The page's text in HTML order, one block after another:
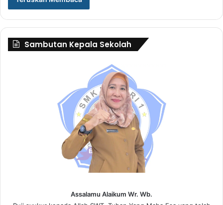
Sambutan Kepala Sekolah
Assalamu Alaikum Wr. Wb.